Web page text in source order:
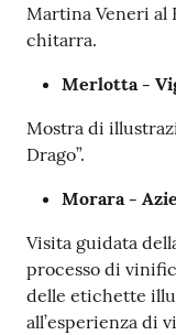
Martina Veneri al
chitarra.
Merlotta -
Mostra di
Drago”.
Morara -
Visita guidata
processo di
delle etichette
all’esperienza di